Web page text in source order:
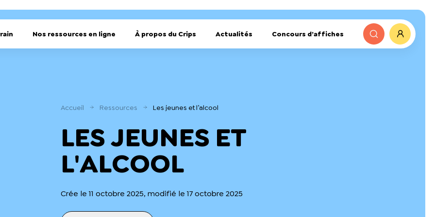
Nos ressources en ligne À propos du Crips Actualités Concours d’affiches
Accueil Ressources Les jeunes et l’alcool
LES JEUNES ET
L'ALCOOL
Crée le 11 octobre 2025, modifié le 17 octobre 2025